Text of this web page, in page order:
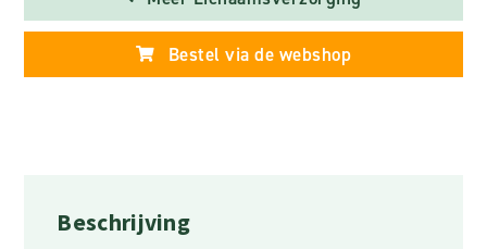
Bestel via de webshop
Beschrijving